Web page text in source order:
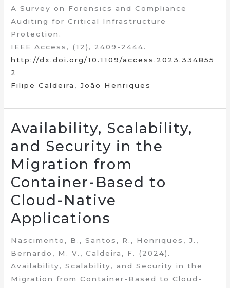
A Survey on Forensics and Compliance
Auditing for Critical Infrastructure
Protection.
IEEE Access, (12), 2409-2444.
http://dx.doi.org/10.1109/access.2023.334855
2
Filipe Caldeira ,João Henriques
Availability, Scalability,
and Security in the
Migration from
Container-Based to
Cloud-Native
Applications
Nascimento, B., Santos, R., Henriques, J.,
Bernardo, M. V., Caldeira, F. (2024).
Availability, Scalability, and Security in the
Migration from Container-Based to Cloud-